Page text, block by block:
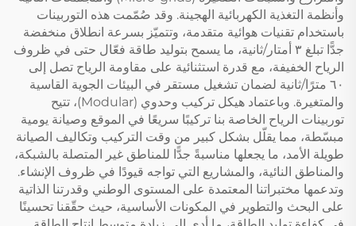
وأنظمة التغذية الكهربائية الهجينة. وقد صُمّمت هذه التوربينات
باستخدام تقنيات هوائية متقدمة، وتتميّز بسرعة انطلاق منخفضة
جدًّا تبلغ ٣ أمتار/ثانية، ما يسمح بتوليد طاقة فعّال حتى في ظروف
الرياح الخفيفة، مع قدرة استثنائية على مقاومة الرياح تصل إلى
٦٠ مترًا/ثانية لضمان تشغيل مستقر في البيئات الجوية القاسية
والمتغيرة. وباعتماد هيكل تركيب وحدوي (Modular)، تتيح
توربينات الرياح الخاصة بنا تركيبًا سريعًا في الموقع وصيانة يومية
مبسّطة، مما يقلّل بشكل كبير من وقت التركيب وتكاليف الصيانة
طويلة الأمد، ما يجعلها مناسبةً جدًّا للمناطق غير المتصلة بالشبكة،
والمناطق النائية، والمشاريع التي تواجه قيودًا في ظروف الإنشاء.
وتدعمها مختبراتنا المعتمدة على المستوى الوطني وقدرتنا الذاتية
على البحث والتطوير في المكونات الأساسية، حيث حقّقنا تحسينًا